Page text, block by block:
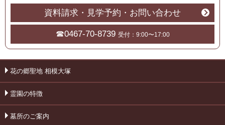
資料請求・見学予約・お問い合わせ
☎0467-70-8739 受付：9:00〜17:00
花の郷聖地 相模大塚
霊園の特徴
墓所のご案内